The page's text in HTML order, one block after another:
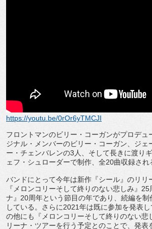
https://youtu.be/0rOr6yTMCJI
フロントマンのビリー・コーガンがプロデュ
ジナル・メンバーのビリー・コーガン、ジェ
ー・チェンバレンの3 人、 そして長きに渡り
ェフ・ シュローダーで制作、全20曲収録され
バンドにとって今年は新作『シール』のリリ
『メロンコリーそして終りのない悲しみ』 25
ナ』 20周年という節目の年であり、 続編を制
している。さらに2021年は既に参加を発表
の他にも『 メロンコリーそして終りのない悲
リーナ・ ツアーを行う予定とのことで、発表